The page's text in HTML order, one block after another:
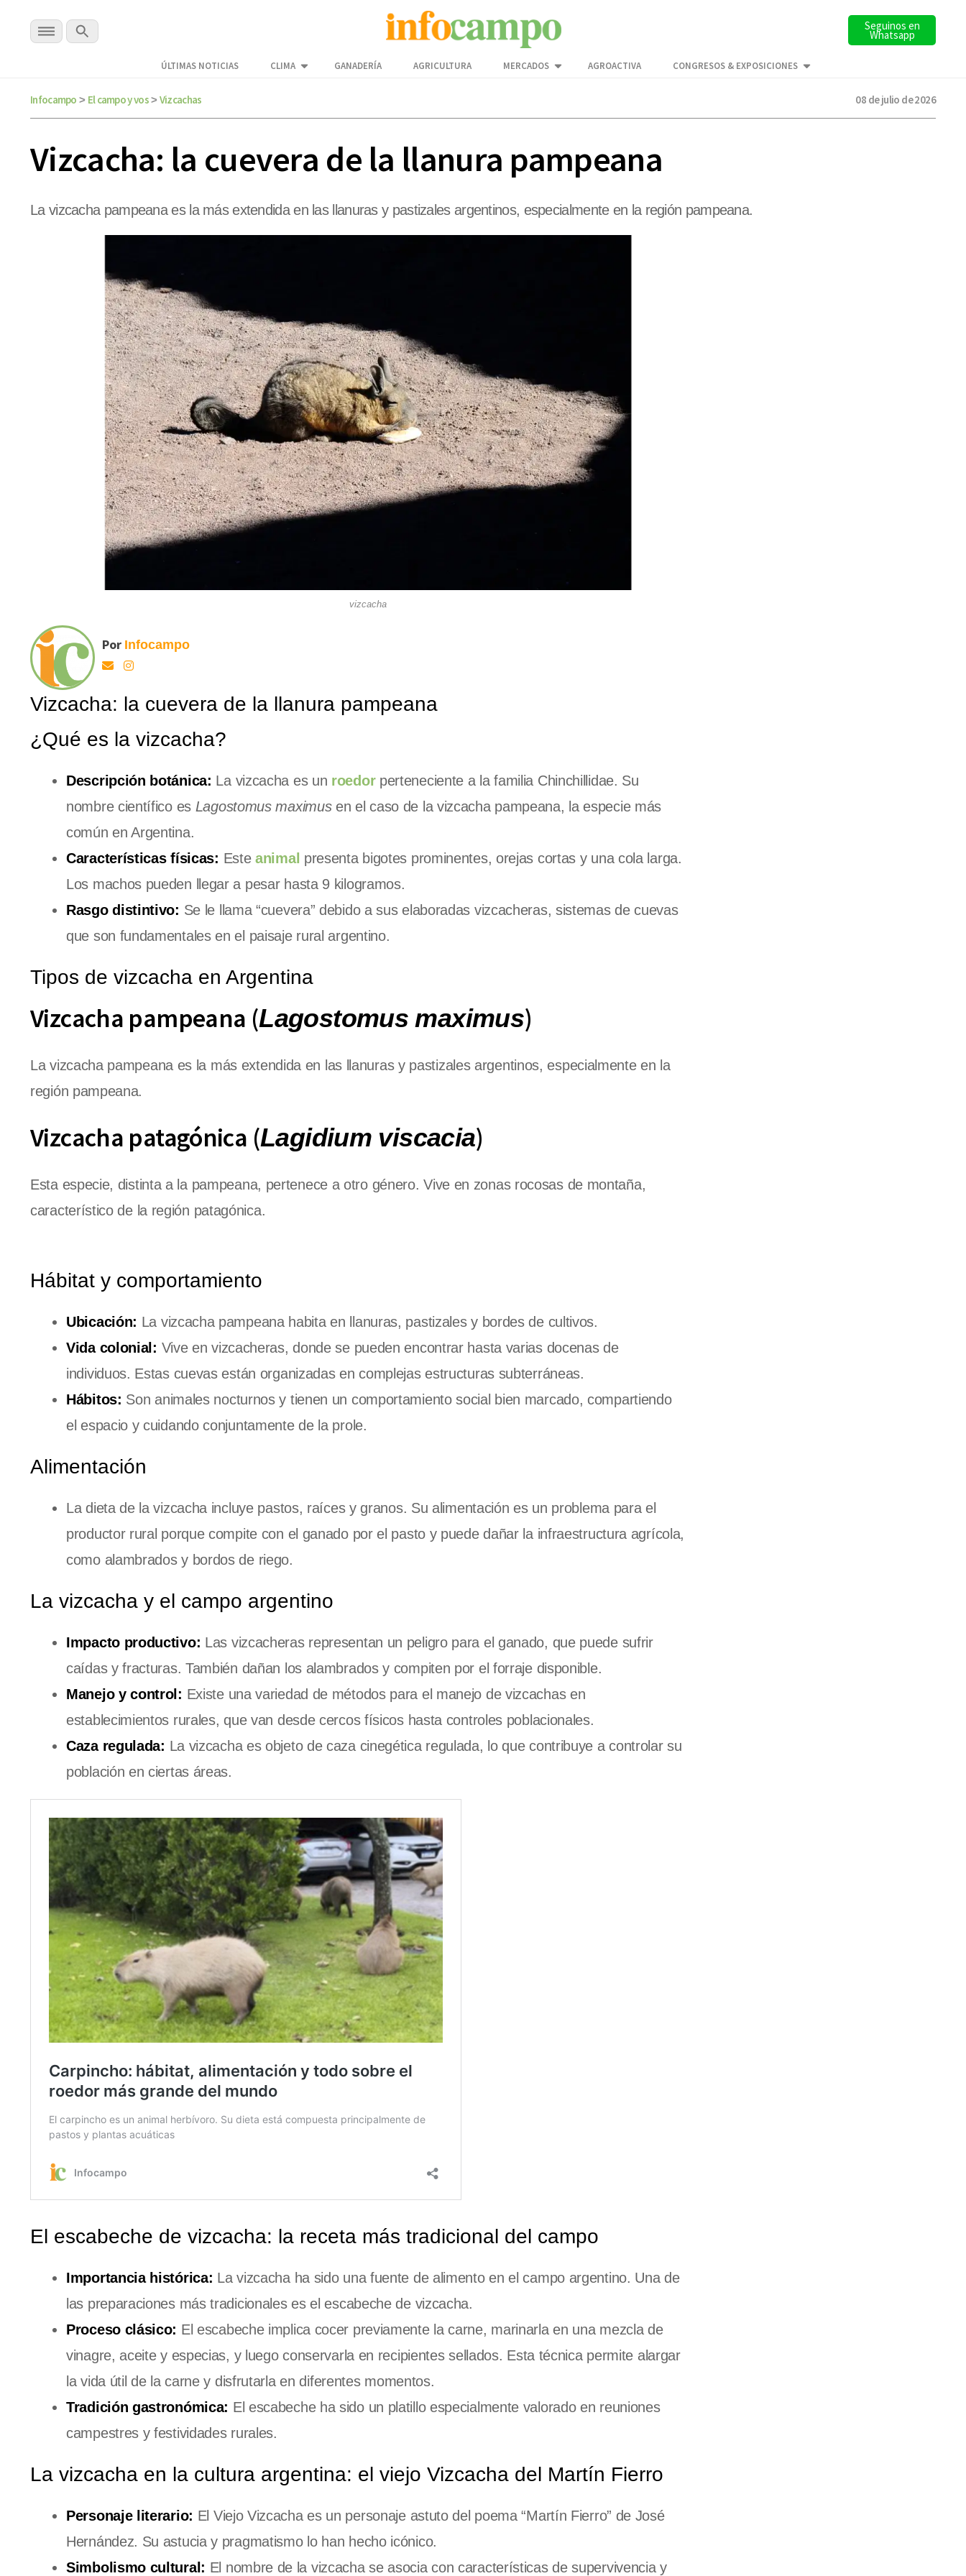
Seguinos en
Whatsapp
ÚLTIMAS NOTICIAS CLIMA GANADERÍA AGRICULTURA MERCADOS AGROACTIVA CONGRESOS & EXPOSICIONES
Infocampo > El campo y vos> Vizcachas 08 de julio de 2026
Vizcacha: la cuevera de la llanura pampeana
La vizcacha pampeana es la más extendida en las llanuras y pastizales argentinos, especialmente en la región pampeana.
vizcacha
Por Infocampo
Vizcacha: la cuevera de la llanura pampeana
¿Qué es la vizcacha?
Descripción botánica: La vizcacha es un roedorperteneciente a la familia Chinchillidae. Su
nombre científico es Lagostomus maximusen el caso de la vizcacha pampeana, la especie más
común en Argentina.
Características físicas: Esteanimal presenta bigotes prominentes, orejas cortas y una cola larga.
Los machos pueden llegar a pesar hasta 9 kilogramos.
Rasgo distintivo: Se le llama “cuevera” debido a sus elaboradas vizcacheras, sistemas de cuevas
que son fundamentales en el paisaje rural argentino.
Tipos de vizcacha en Argentina
Vizcacha pampeana (Lagostomus maximus)
La vizcacha pampeana es la más extendida en las llanuras y pastizales argentinos, especialmente en la
región pampeana.
Vizcacha patagónica (Lagidium viscacia)
Esta especie, distinta a la pampeana, pertenece a otro género. Vive en zonas rocosas de montaña,
característico de la región patagónica.
Hábitat y comportamiento
Ubicación: La vizcacha pampeana habita en llanuras, pastizales y bordes de cultivos.
Vida colonial: Vive en vizcacheras, donde se pueden encontrar hasta varias docenas de
individuos. Estas cuevas están organizadas en complejas estructuras subterráneas.
Hábitos: Son animales nocturnos y tienen un comportamiento social bien marcado, compartiendo
el espacio y cuidando conjuntamente de la prole.
Alimentación
La dieta de la vizcacha incluye pastos, raíces y granos. Su alimentación es un problema para el
productor rural porque compite con el ganado por el pasto y puede dañar la infraestructura agrícola,
como alambrados y bordos de riego.
La vizcacha y el campo argentino
Impacto productivo: Las vizcacheras representan un peligro para el ganado, que puede sufrir
caídas y fracturas. También dañan los alambrados y compiten por el forraje disponible.
Manejo y control: Existe una variedad de métodos para el manejo de vizcachas en
establecimientos rurales, que van desde cercos físicos hasta controles poblacionales.
Caza regulada: La vizcacha es objeto de caza cinegética regulada, lo que contribuye a controlar su
población en ciertas áreas.
El escabeche de vizcacha: la receta más tradicional del campo
Importancia histórica: La vizcacha ha sido una fuente de alimento en el campo argentino. Una de
las preparaciones más tradicionales es el escabeche de vizcacha.
Proceso clásico: El escabeche implica cocer previamente la carne, marinarla en una mezcla de
vinagre, aceite y especias, y luego conservarla en recipientes sellados. Esta técnica permite alargar
la vida útil de la carne y disfrutarla en diferentes momentos.
Tradición gastronómica: El escabeche ha sido un platillo especialmente valorado en reuniones
campestres y festividades rurales.
La vizcacha en la cultura argentina: el viejo Vizcacha del Martín Fierro
Personaje literario: El Viejo Vizcacha es un personaje astuto del poema “Martín Fierro” de José
Hernández. Su astucia y pragmatismo lo han hecho icónico.
Simbolismo cultural: El nombre de la vizcacha se asocia con características de supervivencia y